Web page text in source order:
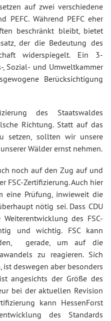
auf zwei verschiedene
PEFC. Während PEFC eher
beschränkt bleibt, bietet
der die Bedeutung des
widerspiegelt. Ein 3-
, Sozial- und Umweltkammer
Berücksichtigung
des Staatswaldes
Richtung. Statt auf das
setzen, sollten wir unsere
Wälder ernst nehmen.
noch auf den Zug auf und
FSC-Zertifizierung. Auch hier
eine Prüfung, inwieweit die
nötig sei. Dass CDU
des FSC-
und wichtig. FSC kann
gerade, um auf die
zu reagieren. Sich
ist deswegen aber besonders
angesichts der Größe des
bei der aktuellen Revision
kann HessenForst
des Standards